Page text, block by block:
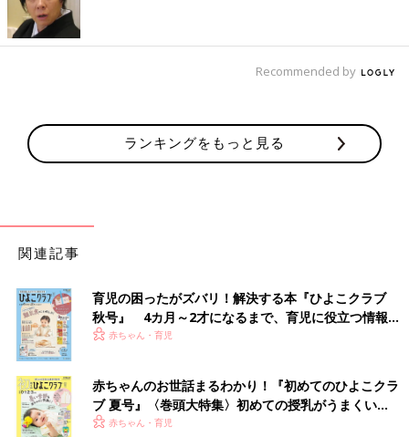
「上の子が離乳食を始める5ヶ月に入る前に購入をしました。店
頭に見本で置いてあった別商品だと足が入らずキツそうにしてい
どこで買ったの？
た」
おすすめPOINTは？
「机が椅子の下の方に収納できるのでコンパクトで見た目もスタ
イリッシュなところが気に入っています。また大人の椅子にベル
トで固定することができるので長く使えるのもポイントです。離
乳食用のベビーチェアとして大活躍でした。
Recommended by
ランキングをもっと見る
関連記事
育児の困ったがズバリ！解決する本『ひよこクラブ
秋号』 4カ月～2才になるまで、育児に役立つ情報が
いっぱい！
赤ちゃん・育児
赤ちゃんのお世話まるわかり！『初めてのひよこクラ
ブ 夏号』〈巻頭大特集〉初めての授乳がうまくい
く！ おっぱい・ミルクの基本と夏のトラブル 解決テ
赤ちゃん・育児